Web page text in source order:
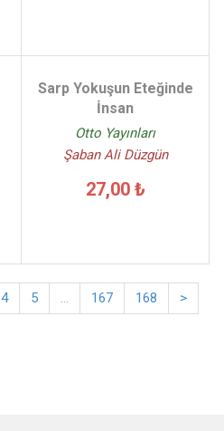
Sarp Yokuşun Eteğinde
İnsan
Otto Yayınları
Şaban Ali Düzgün
27,00 ₺
4 5 ... 167 168
>